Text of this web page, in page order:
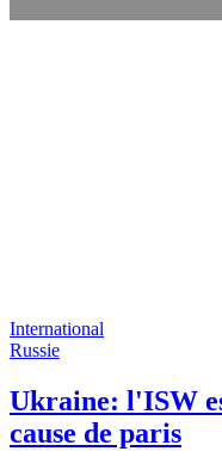
International
Russie
Ukraine: l'ISW
cause de paris